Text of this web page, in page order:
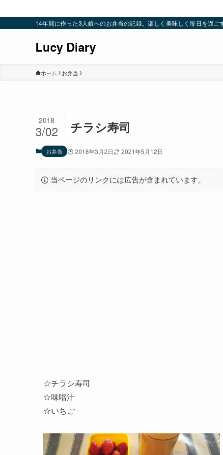
14年間に作った3人娘へのお弁当の記録。楽しく美味しく毎日を過
Lucy Diary
ホーム お弁当
チラシ寿司
2018
3/02
お弁当 2018年3月2日 2021年5月12日
当ページのリンクには広告が含まれています。
☆チラシ寿司
☆味噌汁
☆いちご